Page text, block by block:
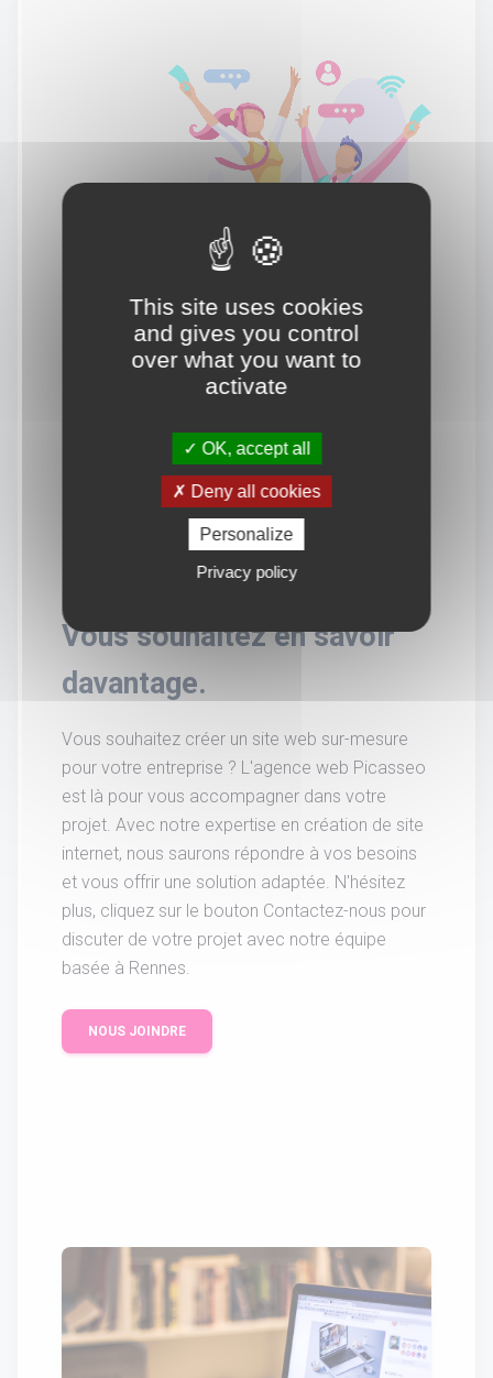
Vous souhaitez en savoir
davantage.
Vous souhaitez créer un site web sur-mesure
pour votre entreprise ? L'agence web Picasseo
est là pour vous accompagner dans votre
projet. Avec notre expertise en création de site
internet, nous saurons répondre à vos besoins
et vous offrir une solution adaptée. N'hésitez
plus, cliquez sur le bouton Contactez-nous pour
discuter de votre projet avec notre équipe
basée à Rennes.
NOUS JOINDRE
This site uses cookies
and gives you control
over what you want to
activate
OK, accept all
Deny all cookies
Personalize
Privacy policy